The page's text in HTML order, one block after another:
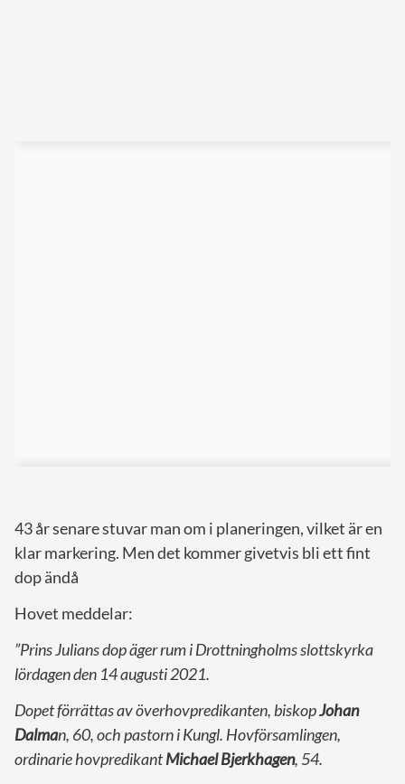
43 år senare stuvar man om i planeringen, vilket är en
klar markering. Men det kommer givetvis bli ett fint
dop ändå
Hovet meddelar:
”Prins Julians dop äger rum i Drottningholms slottskyrka
lördagen den 14 augusti 2021.
Dopet förrättas av överhovpredikanten, biskopJohan
Dalman, 60, och pastorn i Kungl. Hovförsamlingen,
ordinarie hovpredikantMichael Bjerkhagen, 54.